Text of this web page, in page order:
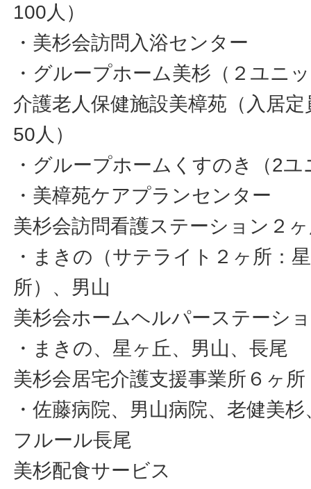
100人）
・美杉会訪問入浴センター
・グループホーム美杉（２ユニ
介護老人保健施設美樟苑（入居
50人）
・グループホームくすのき（2
・美樟苑ケアプランセンター
美杉会訪問看護ステーション２
・まきの（サテライト２ヶ所：
所）、男山
美杉会ホームヘルパーステーシ
・まきの、星ヶ丘、男山、長尾
美杉会居宅介護支援事業所６ヶ所
・佐藤病院、男山病院、老健美
フルール長尾
美杉配食サービス